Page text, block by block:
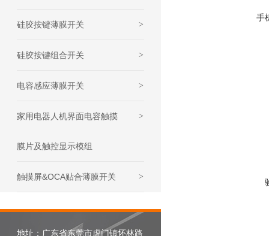
硅胶按键薄膜开关 >
硅胶按键组合开关 >
电容感应薄膜开关 >
家用电器人机界面电容触摸
膜片及触控显示模组
>
触摸屏&OCA贴合薄膜开关 >
地址：广东省东莞市虎门镇怀林路
手